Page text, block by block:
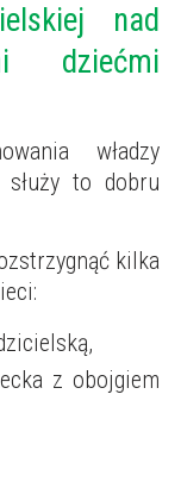
nad
dziećmi
władzy
to dobru
kilka
z obojgiem